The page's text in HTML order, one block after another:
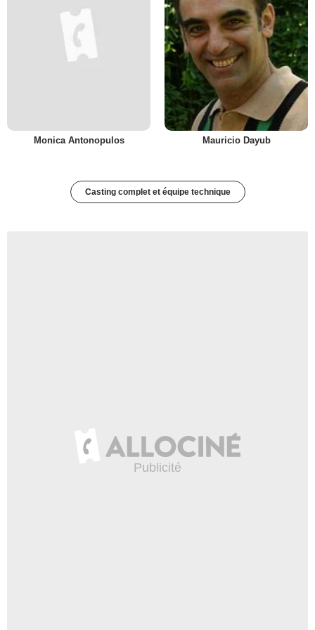
Monica Antonopulos Mauricio Dayub
Casting complet et équipe technique